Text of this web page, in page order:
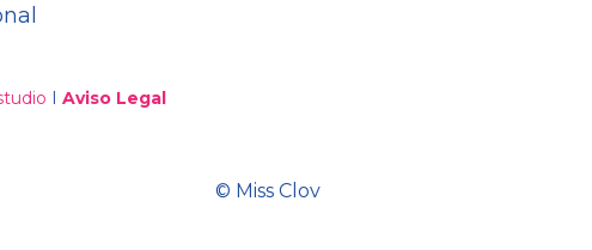
I Aviso Legal
© Miss Clov